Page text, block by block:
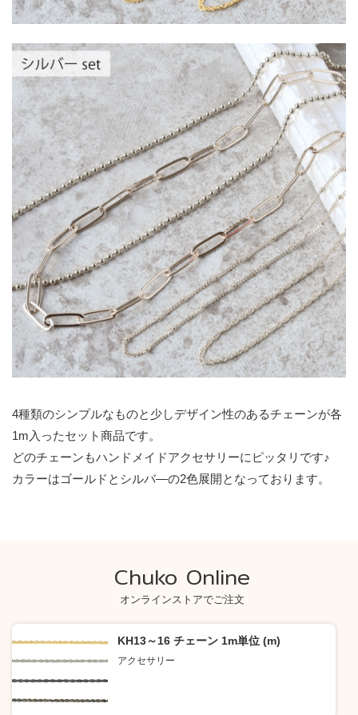
4種類のシンプルなものと少しデザイン性のあるチェーンが各
1m入ったセット商品です。
どのチェーンもハンドメイドアクセサリーにピッタリです♪
カラーはゴールドとシルバ―の2色展開となっております。
Chuko Online
オンラインストアでご注文
KH13～16 チェーン 1m単位 (m)
アクセサリー